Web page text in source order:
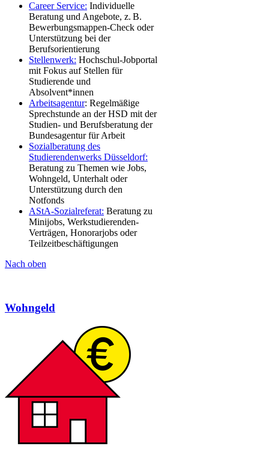
Career Service: Individuelle
Beratung und Angebote, z. B.
Bewerbungsmappen-Check oder
Unterstützung bei der
Berufsorientierung
Stellenwerk: Hochschul-Jobportal
mit Fokus auf Stellen für
Studierende und
Absolvent*innen
Arbeitsagentur: Regelmäßige
Sprechstunde an der HSD mit der
Studien- und Berufsberatung der
Bundesagentur für Arbeit
Sozialberatung des
Studierendenwerks Düsseldorf:
Beratung zu Themen wie Jobs,
Wohngeld, Unterhalt oder
Unterstützung durch den
Notfonds
AStA-Sozialreferat:​ Beratung zu
Minijobs, Werkstudierenden-
Verträgen, Honorarjobs oder
Teilzeitbeschäftigungen ​
Nach oben
Wohngel​d​